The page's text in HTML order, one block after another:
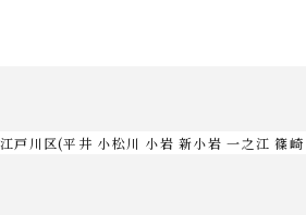
江戸川区(平井 小松川 小岩 新小岩 一之江 篠